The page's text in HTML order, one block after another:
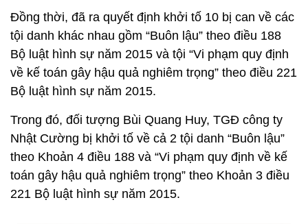
Đồng thời, đã ra quyết định khởi tố 10 bị can về các
tội danh khác nhau gồm “Buôn lậu” theo điều 188
Bộ luật hình sự năm 2015 và tội “Vi phạm quy định
về kế toán gây hậu quả nghiêm trọng” theo điều 221
Bộ luật hình sự năm 2015.
Trong đó, đối tượng Bùi Quang Huy, TGĐ công ty
Nhật Cường bị khởi tố về cả 2 tội danh “Buôn lậu”
theo Khoản 4 điều 188 và “Vi phạm quy định về kế
toán gây hậu quả nghiêm trọng” theo Khoản 3 điều
221 Bộ luật hình sự năm 2015.